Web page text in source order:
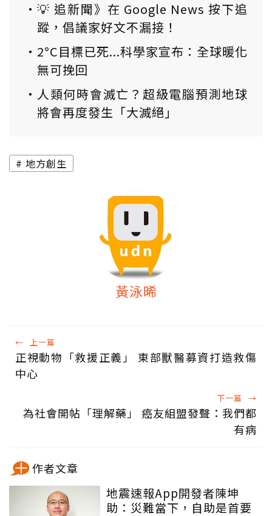
💡 追新聞》在 Google News 按下追
蹤，倡議家好文不漏接！
2°C目標已死...科學家宣布：全球暖化
無可挽回
人類何時會滅亡？超級電腦預測地球
將會再度發生「大滅絕」
地方創生
黃泳晞
← 上一篇
正視動物「救援正義」 東部獸醫募資打造救傷
中心
下一篇 →
為社會開帖「理解藥」 癌友組盟發聲：我們都
有病
作者文章
地震速報App開發者陳坤
助：災難當下，自助是首要